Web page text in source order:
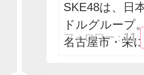
SKE48は、日
ドルグループ
名古屋市・栄
フォロワー：11